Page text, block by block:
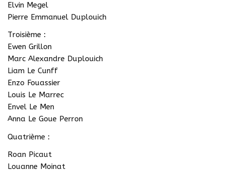
Elvin Megel
Pierre Emmanuel Duplouich
Troisième :
Ewen Grillon
Marc Alexandre Duplouich
Liam Le Cunff
Enzo Fouassier
Louis Le Marrec
Envel Le Men
Anna Le Goue Perron
Quatrième :
Roan Picaut
Louanne Moinat